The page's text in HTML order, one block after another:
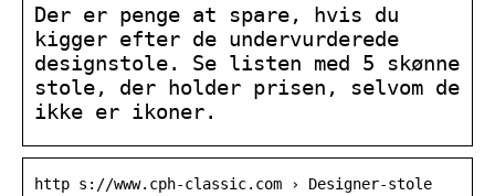
Der er penge at spare, hvis du
kigger efter de undervurderede
designstole. Se listen med 5 skønne
stole, der holder prisen, selvom de
ikke er ikoner.
http s://www.cph-classic.com › Designer-stole